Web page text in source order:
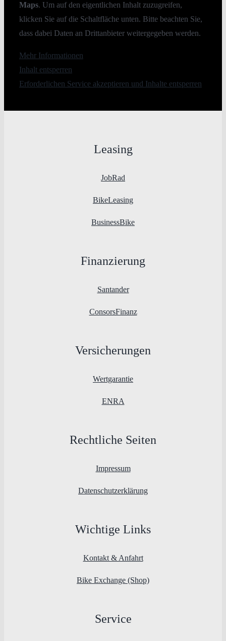
Maps. Um auf den eigentlichen Inhalt zuzugreifen,
klicken Sie auf die Schaltfläche unten. Bitte beachten Sie,
dass dabei Daten an Drittanbieter weitergegeben werden.
Mehr Informationen
Inhalt entsperren
Erforderlichen Service akzeptieren und Inhalte entsperren
Leasing
JobRad
BikeLeasing
BusinessBike
Finanzierung
Santander
ConsorsFinanz
Versicherungen
Wertgarantie
ENRA
Rechtliche Seiten
Impressum
Datenschutzerklärung
Wichtige Links
Kontakt & Anfahrt
Bike Exchange (Shop)
Service